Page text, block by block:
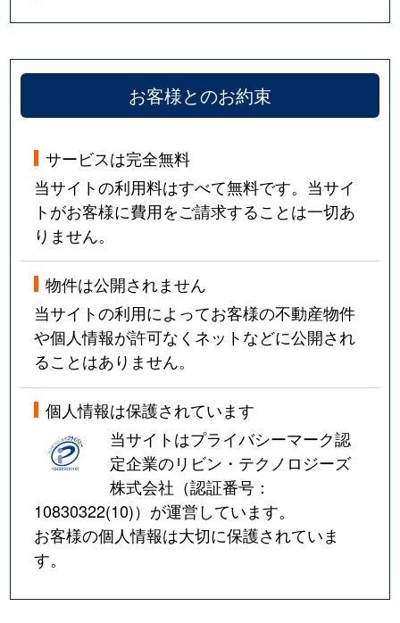
お客様とのお約束
サービスは完全無料
当サイトの利用料はすべて無料です。当サイ
トがお客様に費用をご請求することは一切あ
りません。
物件は公開されません
当サイトの利用によってお客様の不動産物件
や個人情報が許可なくネットなどに公開され
ることはありません。
個人情報は保護されています
当サイトはプライバシーマーク認
定企業のリビン・テクノロジーズ
株式会社（認証番号：
10830322(10)）が運営しています。
お客様の個人情報は大切に保護されていま
す。